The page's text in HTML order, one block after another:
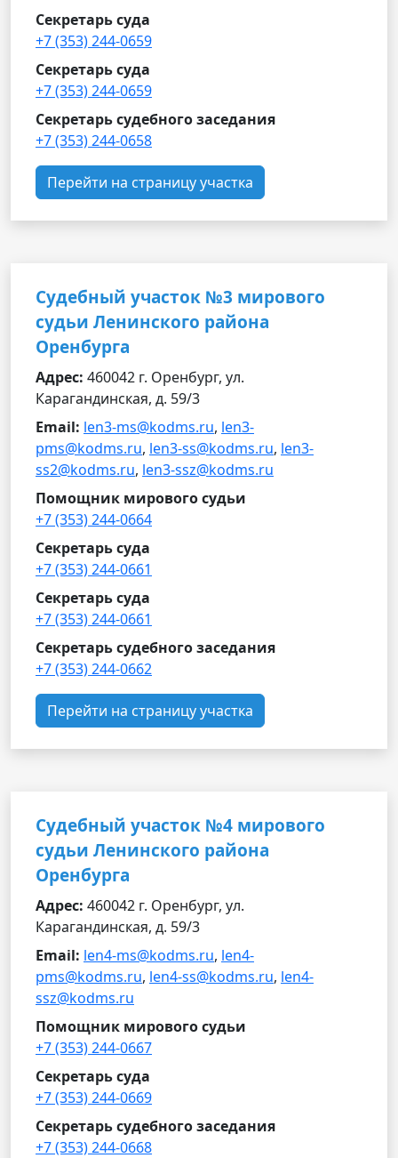
Секретарь суда
+7 (353) 244-0659
Секретарь суда
+7 (353) 244-0659
Секретарь судебного заседания
+7 (353) 244-0658
Перейти на страницу участка
Судебный участок №3 мирового
судьи Ленинского района
Оренбурга
Адрес: 460042 г. Оренбург, ул.
Карагандинская, д. 59/3
Email: len3-ms@kodms.ru, len3-
pms@kodms.ru, len3-ss@kodms.ru, len3-
ss2@kodms.ru, len3-ssz@kodms.ru
Помощник мирового судьи
+7 (353) 244-0664
Секретарь суда
+7 (353) 244-0661
Секретарь суда
+7 (353) 244-0661
Секретарь судебного заседания
+7 (353) 244-0662
Перейти на страницу участка
Судебный участок №4 мирового
судьи Ленинского района
Оренбурга
Адрес: 460042 г. Оренбург, ул.
Карагандинская, д. 59/3
Email: len4-ms@kodms.ru, len4-
pms@kodms.ru, len4-ss@kodms.ru, len4-
ssz@kodms.ru
Помощник мирового судьи
+7 (353) 244-0667
Секретарь суда
+7 (353) 244-0669
Секретарь судебного заседания
+7 (353) 244-0668